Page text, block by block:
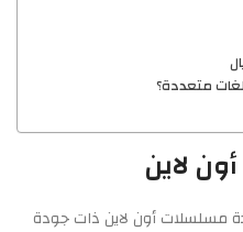
متعددة؟
لاين
مسلسلات أون لاين ذات جودة